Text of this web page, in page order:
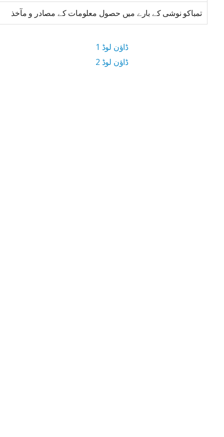
تمباکو نوشی کے بارے میں حصول معلومات کے مصادر و مآخذ
ڈاؤن لوڈ 1
ڈاؤن لوڈ 2